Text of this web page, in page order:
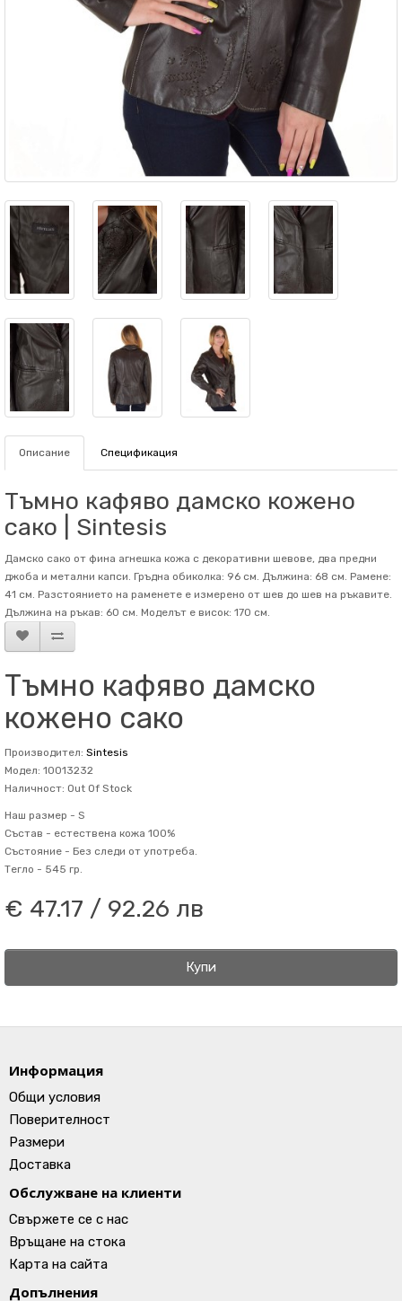
Описание Спецификация
Тъмно кафяво дамско кожено
сако | Sintesis
Дамско сако от фина агнешка кожа с декоративни шевове, два предни
джоба и метални капси. Гръдна обиколка: 96 см. Дължина: 68 см. Рамене:
41 см. Разстоянието на раменете е измерено от шев до шев на ръкавите.
Дължина на ръкав: 60 см. Mоделът е висок: 170 см.
Тъмно кафяво дамско
кожено сако
Производител: Sintesis
Модел: 10013232
Наличност: Out Of Stock
Наш размер - S
Състав - естествена кожа 100%
Състояние - Без следи от употреба.
Тегло - 545 гр.
€ 47.17 / 92.26 лв
Купи
Информация
Общи условия
Поверителност
Размери
Доставка
Обслужване на клиенти
Свържете се с нас
Връщане на стока
Карта на сайта
Допълнения